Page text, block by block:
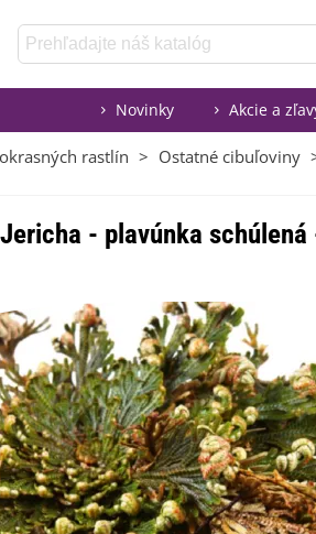
Novinky Akcie a
rastlín > Ostatné cibuľoviny
- plavúnka